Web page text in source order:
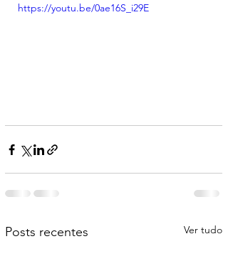
https://youtu.be/0ae16S_i29E
Posts recentes Ver tudo